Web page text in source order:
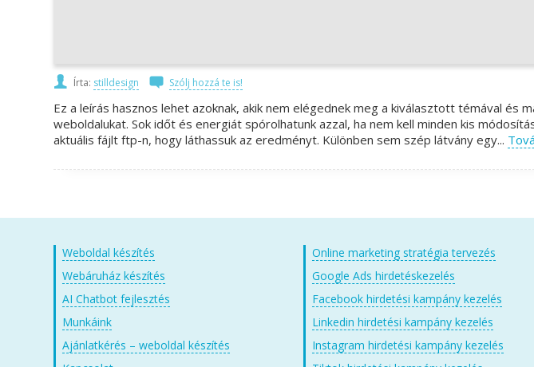
Írta: stilldesign Szólj hozzá te is!
Ez a leírás hasznos lehet azoknak, akik nem elégednek meg a kiválasztott témával és
weboldalukat. Sok időt és energiát spórolhatunk azzal, ha nem kell minden kis
aktuális fájlt ftp-n, hogy láthassuk az eredményt. Különben sem szép látvány egy...
Weboldal készítés
Webáruház készítés
AI Chatbot fejlesztés
Munkáink
Ajánlatkérés – weboldal készítés
Online marketing stratégia tervezés
Google Ads hirdetéskezelés
Facebook hirdetési kampány kezelés
Linkedin hirdetési kampány kezelés
Instagram hirdetési kampány kezelés